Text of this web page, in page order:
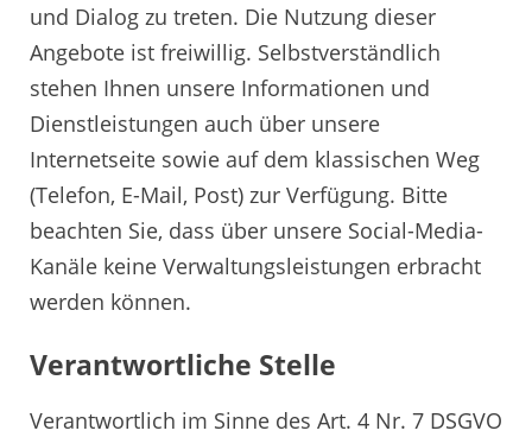
und Dialog zu treten. Die Nutzung dieser
Angebote ist freiwillig. Selbstverständlich
stehen Ihnen unsere Informationen und
Dienstleistungen auch über unsere
Internetseite sowie auf dem klassischen Weg
(Telefon, E-Mail, Post) zur Verfügung. Bitte
beachten Sie, dass über unsere Social-Media-
Kanäle keine Verwaltungsleistungen erbracht
werden können.
Verantwortliche Stelle
Verantwortlich im Sinne des Art. 4 Nr. 7 DSGVO